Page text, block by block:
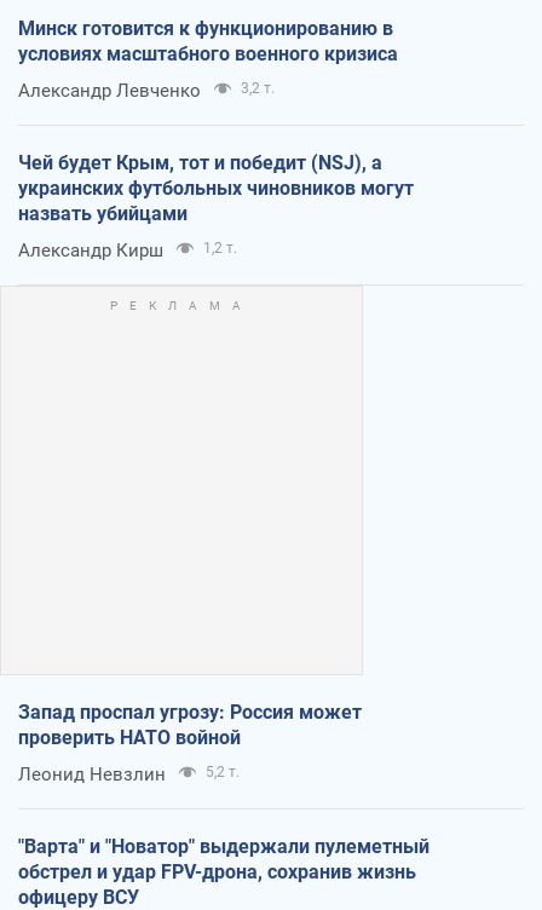
Минск готовится к функционированию в
условиях масштабного военного кризиса
Александр Левченко 3,2 т.
Чей будет Крым, тот и победит (NSJ), а
украинских футбольных чиновников могут
назвать убийцами
Александр Кирш 1,2 т.
Запад проспал угрозу: Россия может
проверить НАТО войной
Леонид Невзлин 5,2 т.
"Варта" и "Новатор" выдержали пулеметный
обстрел и удар FPV-дрона, сохранив жизнь
офицеру ВСУ